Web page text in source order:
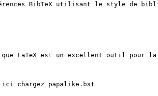
BibTeX utilisant le style de
que LaTeX est un excellent outil pour la
ici chargez papalike.bst